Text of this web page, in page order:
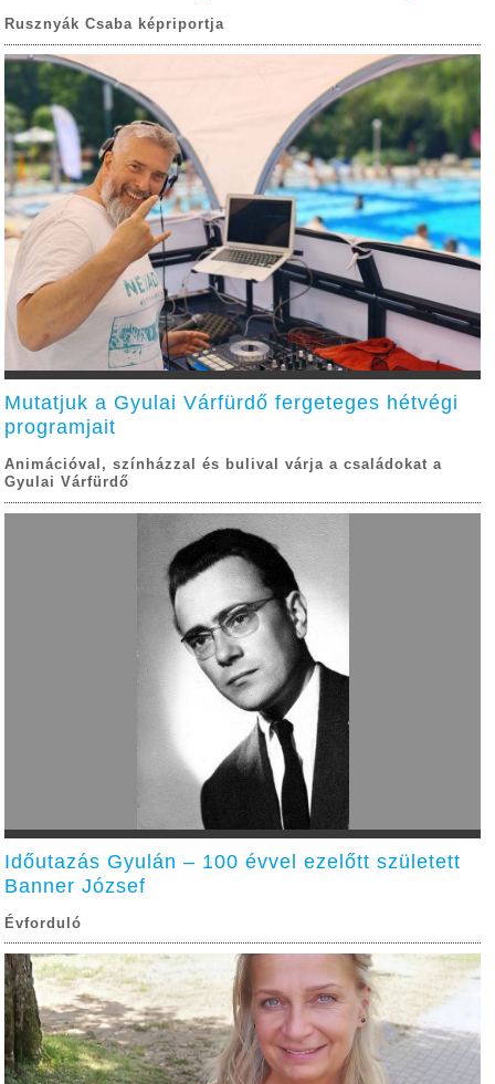
Rusznyák Csaba képriportja
Mutatjuk a Gyulai Várfürdő fergeteges hétvégi
programjait
Animációval, színházzal és bulival várja a családokat a
Gyulai Várfürdő
Időutazás Gyulán – 100 évvel ezelőtt született
Banner József
Évforduló